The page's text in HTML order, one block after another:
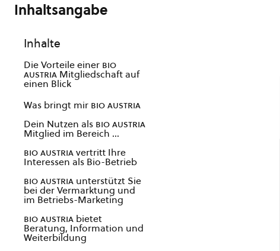
Inhaltsangabe
Inhalte
Die Vorteile einer bio
austria Mitgliedschaft auf
einen Blick
Was bringt mir bio austria
Dein Nutzen als bio austria
Mitglied im Bereich …
bio austriavertritt Ihre
Interessen als Bio-Betrieb
bio austria unterstützt Sie
bei der Vermarktung und
im Betriebs-Marketing
bio austria bietet
Beratung, Information und
Weiterbildung